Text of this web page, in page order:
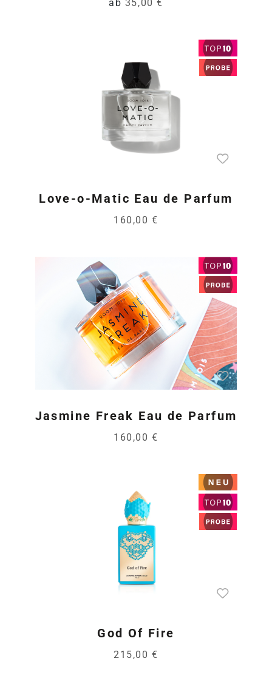
ab 35,00 €
Love-o-Matic Eau de Parfum
160,00 €
Jasmine Freak Eau de Parfum
160,00 €
God Of Fire
215,00 €